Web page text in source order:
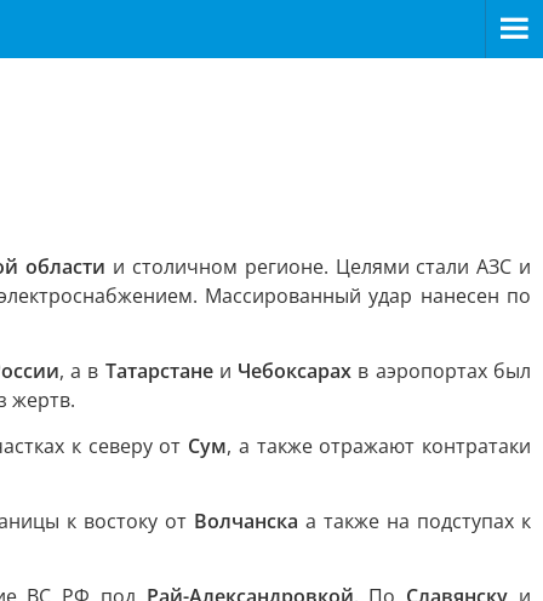
области и столичном регионе. Целями стали АЗС и
Массированный удар нанесен по
, а в Татарстанеи Чебоксарах в аэропортах был
жертв.
к северу от Сум, а также отражают контратаки
к востоку от Волчанска а также на подступах к